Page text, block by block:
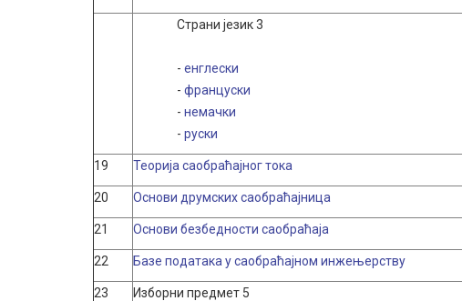
Страни језик 3
- енглески
- француски
- немачки
- руски
19 Теорија саобраћајног тока
20 Основи друмских саобраћајница
21 Основи безбедности саобраћаја
22 Базе података у саобраћајном инжењерству
23 Изборни предмет 5